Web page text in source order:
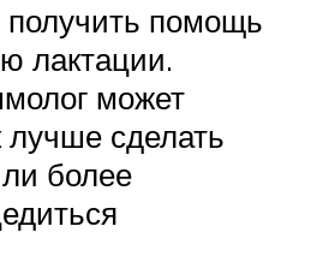
помощь
лактации.
может
лучше сделать
более